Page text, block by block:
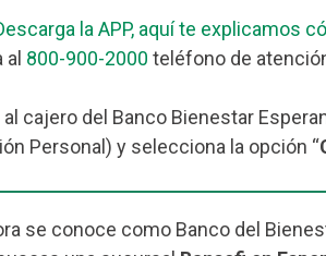
la APP, aquí te explicamos
al 800-900-2000 teléfono de
cajero del Banco Bienestar
Personal) y selecciona la opción “
se conoce como Banco del